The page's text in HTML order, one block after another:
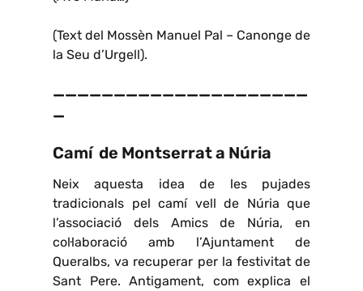
(Text del Mossèn Manuel Pal – Canonge de
la Seu d’Urgell).
—————————————————————
—
Camí de Montserrat a Núria
Neix aquesta idea de les pujades
tradicionals pel camí vell de Núria que
l’associació dels Amics de Núria, en
col·laboració amb l’Ajuntament de
Queralbs, va recuperar per la festivitat de
Sant Pere. Antigament, com explica el